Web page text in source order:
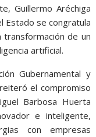
Guillermo Aréchiga
Estado se congratula
de un
artificial.
Gubernamental y
el compromiso
Barbosa Huerta
e inteligente,
con empresas